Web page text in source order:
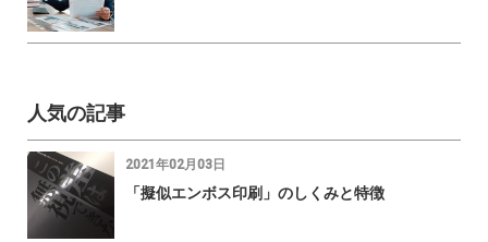
人気の記事
2021年02月03日
「擬似エンボス印刷」のしくみと特徴